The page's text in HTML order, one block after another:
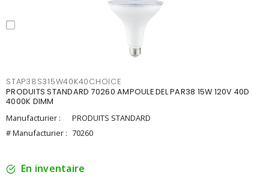
STAP38S315W40K40CHOICE
PRODUITS STANDARD 70260 AMPOULE DEL PAR38 15W 120V 40D
4000K DIMM
Manufacturier :
PRODUITS STANDARD
# Manufacturier : 70260
En inventaire